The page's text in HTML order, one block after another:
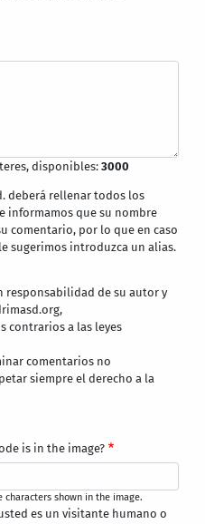
disponibles:3000
deberá rellenar todos los
informamos que su nombre
comentario, por lo que en caso
sugerimos introduzca un alias.
responsabilidad de su autor y
contrarios a las leyes
comentarios no
siempre el derecho a la
is in the image?
characters shown in the image.
es un visitante humano o